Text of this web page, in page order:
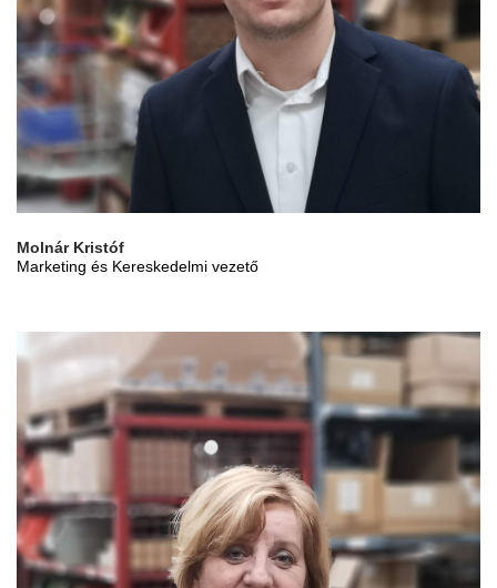
Molnár Kristóf
Marketing és Kereskedelmi vezető